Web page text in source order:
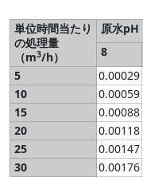
単位時間当たり
の処理量
（m3/h）
原水pH
8
5
0.00029
10
0.00059
15
0.00088
20
0.00118
25
0.00147
30
0.00176